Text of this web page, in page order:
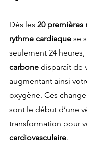
Dès les 20 premières
rythme cardiaque se
seulement 24 heures,
carbone disparaît de
augmentant ainsi
oxygène. Ces
sont le début d’une
transformation pour
cardiovasculaire.